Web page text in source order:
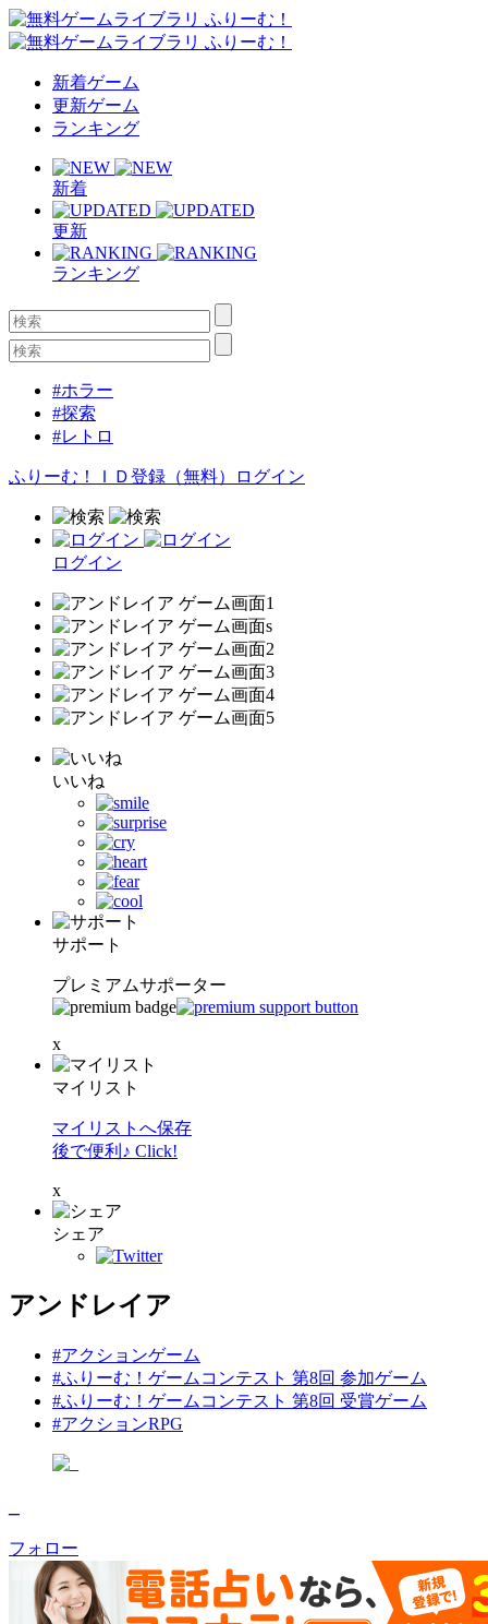
新着ゲーム
更新ゲーム
ランキング
新着
更新
ランキング
#ホラー
#探索
#レトロ
ふりーむ！ＩＤ登録（無料） ログイン
ログイン
いいね
サポート
プレミアムサポーター
x
マイリスト
マイリストへ保存
後で便利♪ Click!
x
シェア
アンドレイア
#アクションゲーム
#ふりーむ！ゲームコンテスト 第8回 参加ゲーム
#ふりーむ！ゲームコンテスト 第8回 受賞ゲーム
#アクションRPG
フォロー